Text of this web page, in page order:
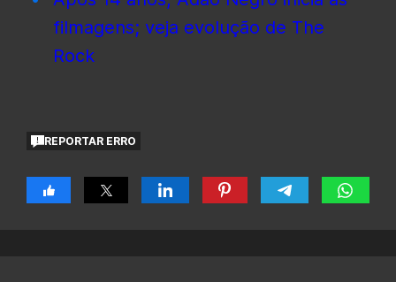
filmagens; veja evolução de The
Rock
REPORTAR ERRO